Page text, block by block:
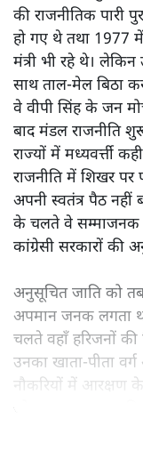
डेवलपमेंट लैबोरेटरी में
जानिए उन्होंने कैसे
उत्तर प्रदेश की
का था। ये वही दिन थे
सवर्ण राजनीति का
कांशीराम को भुलाया
की राजनीतिक पारी
हो गए थे तथा 1977 में
साथ ताल-मेल बिठा
वे वीपी सिंह के जन
बाद मंडल राजनीति
राज्यों में मध्यवर्त्ती
राजनीति में शिखर
अपनी स्वतंत्र पैठ नहीं